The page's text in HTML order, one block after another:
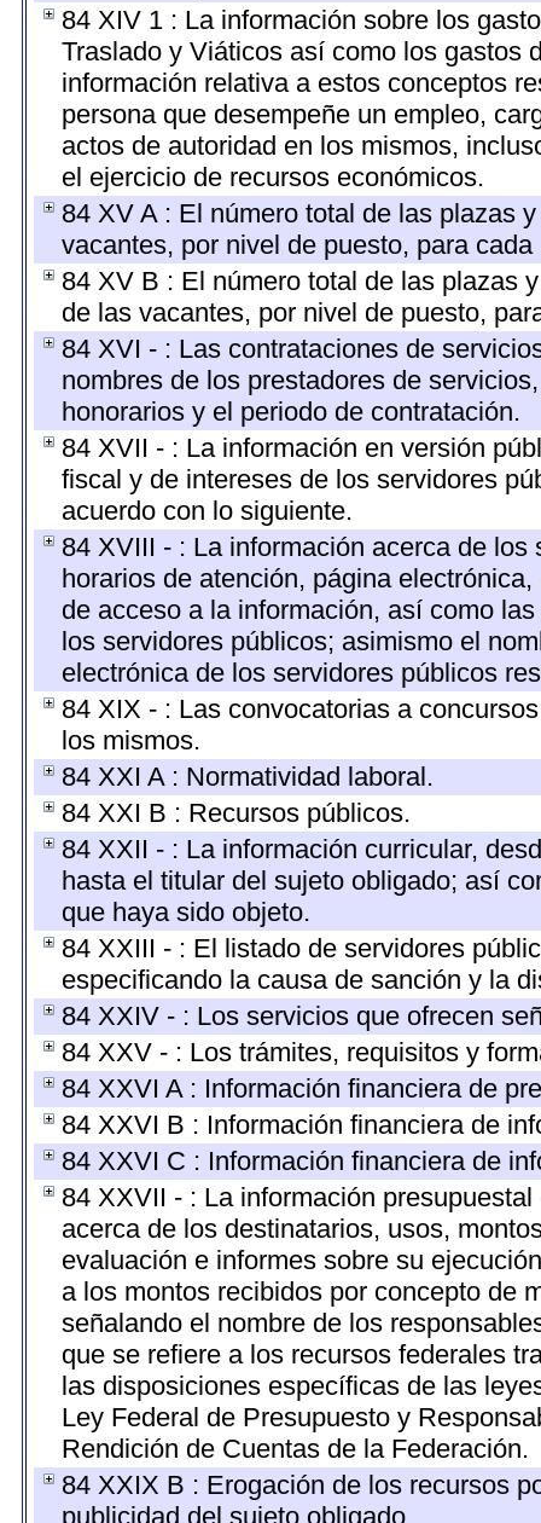
84 XIV 1 : La información sobre los
Traslado y Viáticos así como los gastos
información relativa a estos conceptos
persona que desempeñe un empleo,
actos de autoridad en los mismos,
el ejercicio de recursos económicos.
84 XV A : El número total de las plazas
vacantes, por nivel de puesto, para
84 XV B : El número total de las plazas
de las vacantes, por nivel de puesto,
84 XVI - : Las contrataciones de
nombres de los prestadores de
honorarios y el periodo de contratación.
84 XVII - : La información en versión
fiscal y de intereses de los servidores
acuerdo con lo siguiente.
84 XVIII - : La información acerca de
horarios de atención, página
de acceso a la información, así como
los servidores públicos; asimismo el
electrónica de los servidores públicos
84 XIX - : Las convocatorias a
los mismos.
84 XXI A : Normatividad laboral.
84 XXI B : Recursos públicos.
84 XXII - : La información curricular,
hasta el titular del sujeto obligado; así
que haya sido objeto.
84 XXIII - : El listado de servidores
especificando la causa de sanción y la
84 XXIV - : Los servicios que ofrecen
84 XXV - : Los trámites, requisitos y
84 XXVI A : Información financiera de
84 XXVI B : Información financiera de
84 XXVI C : Información financiera de
84 XXVII - : La información
acerca de los destinatarios, usos,
evaluación e informes sobre su
a los montos recibidos por concepto de
señalando el nombre de los
que se refiere a los recursos federales
las disposiciones específicas de las
Ley Federal de Presupuesto y
Rendición de Cuentas de la Federación.
84 XXIX B : Erogación de los recursos
publicidad del sujeto obligado.